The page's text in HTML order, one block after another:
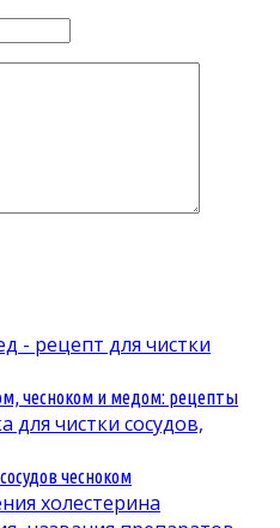
чесноком и медом: рецепты
чесноком